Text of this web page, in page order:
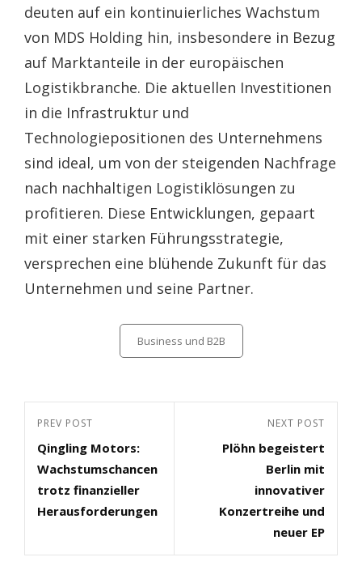
deuten auf ein kontinuierliches Wachstum
von MDS Holding hin, insbesondere in Bezug
auf Marktanteile in der europäischen
Logistikbranche. Die aktuellen Investitionen
in die Infrastruktur und
Technologiepositionen des Unternehmens
sind ideal, um von der steigenden Nachfrage
nach nachhaltigen Logistiklösungen zu
profitieren. Diese Entwicklungen, gepaart
mit einer starken Führungsstrategie,
versprechen eine blühende Zukunft für das
Unternehmen und seine Partner.
Business und B2B
Beitragsnavigation
Previous
Post
PREV POST
Qingling Motors:
Wachstumschancen
trotz finanzieller
Herausforderungen
Post
NEXT POST
Plöhn begeistert
Berlin mit
innovativer
Konzertreihe und
neuer EP